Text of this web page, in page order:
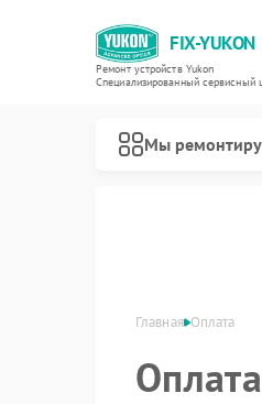
FIX-YUKON
Ремонт устройств Yukon
Специализированный cервисный
Мы
Главная Оплата